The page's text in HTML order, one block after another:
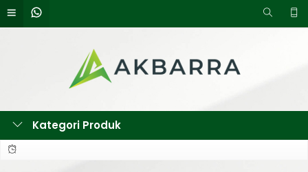
Kategori Produk